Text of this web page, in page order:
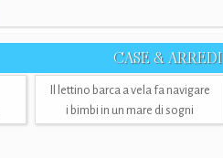
CASE & ARREDI
Il lettino barca a vela fa navigare
i bimbi in un mare di sogni